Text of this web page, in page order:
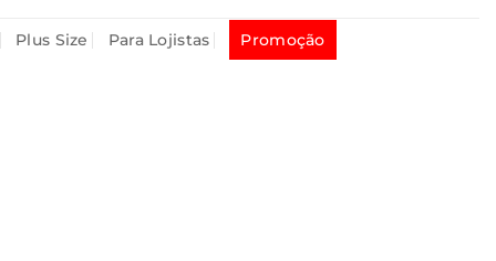
Plus Size Para Lojistas Promoção